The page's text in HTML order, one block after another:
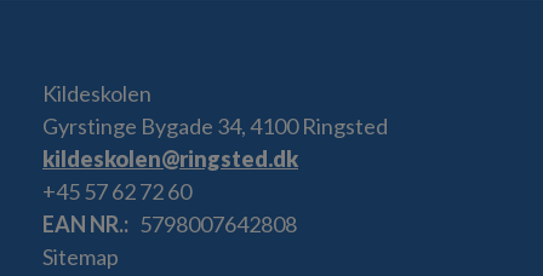
Kildeskolen
Gyrstinge Bygade 34, 4100 Ringsted
kildeskolen@ringsted.dk
+45 57 62 72 60
EAN NR.
5798007642808
Sitemap